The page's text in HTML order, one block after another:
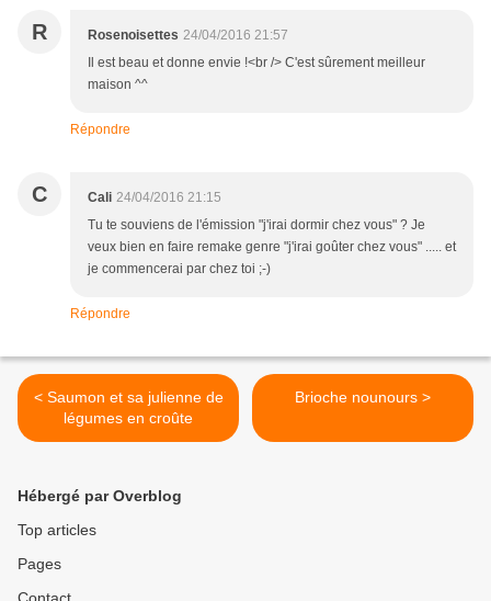
R Rosenoisettes 24/04/2016 21:57
Il est beau et donne envie !<br /> C'est sûrement meilleur
maison ^^
Répondre
C Cali 24/04/2016 21:15
Tu te souviens de l'émission "j'irai dormir chez vous" ? Je
veux bien en faire remake genre "j'irai goûter chez vous" ..... et
je commencerai par chez toi ;-)
Répondre
< Saumon et sa julienne de
légumes en croûte
Brioche nounours >
Hébergé par Overblog
Top articles
Pages